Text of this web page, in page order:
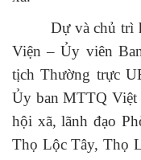
Dự và chủ trì
Viện – Ủy viên
tịch Thường trực
Ủy ban MTTQ Việt
hội xã, lãnh đạo
Thọ Lộc Tây, Thọ